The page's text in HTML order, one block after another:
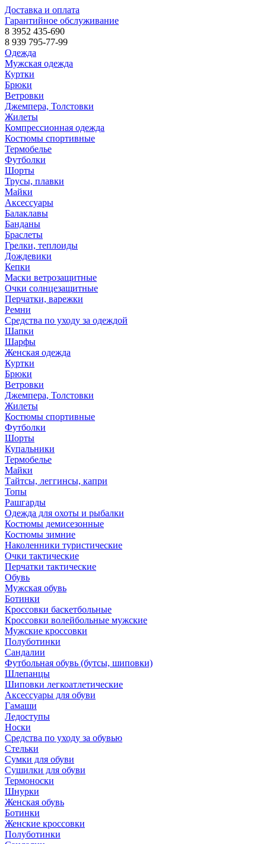
Доставка и оплата
Гарантийное обслуживание
8 3952 435-690
8 939 795-77-99
Одежда
Мужская одежда
Куртки
Брюки
Ветровки
Джемпера, Толстовки
Жилеты
Компрессионная одежда
Костюмы спортивные
Термобелье
Футболки
Шорты
Трусы, плавки
Майки
Аксессуары
Балаклавы
Банданы
Браслеты
Грелки, теплоиды
Дождевики
Кепки
Маски ветрозащитные
Очки солнцезащитные
Перчатки, варежки
Ремни
Средства по уходу за одеждой
Шапки
Шарфы
Женская одежда
Куртки
Брюки
Ветровки
Джемпера, Толстовки
Жилеты
Костюмы спортивные
Футболки
Шорты
Купальники
Термобелье
Майки
Тайтсы, леггинсы, капри
Топы
Рашгарды
Одежда для охоты и рыбалки
Костюмы демисезонные
Костюмы зимние
Наколенники туристические
Очки тактические
Перчатки тактические
Обувь
Мужская обувь
Ботинки
Кроссовки баскетбольные
Кроссовки волейбольные мужские
Мужские кроссовки
Полуботинки
Сандалии
Футбольная обувь (бутсы, шиповки)
Шлепанцы
Шиповки легкоатлетические
Аксессуары для обуви
Гамаши
Ледоступы
Носки
Средства по уходу за обувью
Стельки
Сумки для обуви
Сушилки для обуви
Термоноски
Шнурки
Женская обувь
Ботинки
Женские кроссовки
Полуботинки